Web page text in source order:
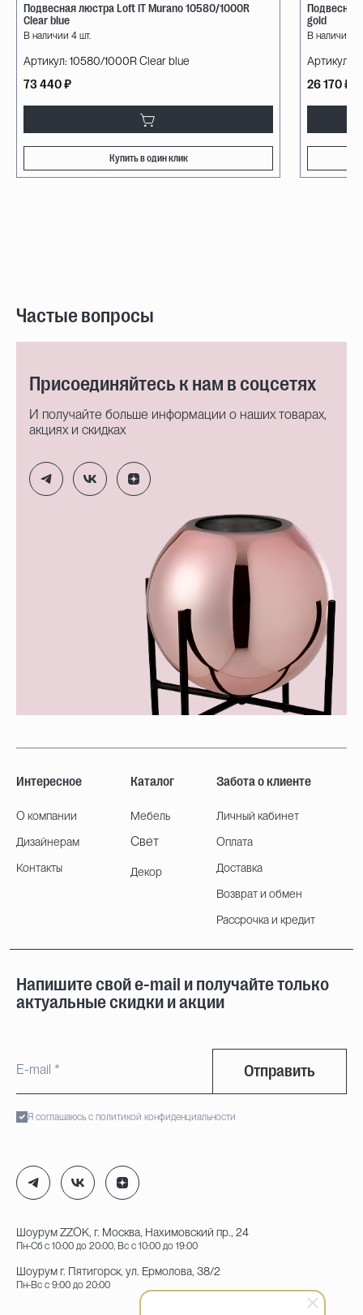
Подвесная люстра Loft IT Murano 10580/1000R
Clear blue
В наличии 4 шт.
Артикул: 10580/1000R Clear blue
73 440 ₽
Купить в один клик
gold
В наличии 4
Артикул:
26 170 ₽
Частые вопросы
Присоединяйтесь к нам в соцсетях
И получайте больше информации о наших товарах,
акциях и скидках
Интересное
О компании
Дизайнерам
Контакты
Каталог
Мебель
Свет
Декор
Забота о клиенте
Личный кабинет
Оплата
Доставка
Возврат и обмен
Рассрочка и кредит
Напишите свой e-mail и получайте только
актуальные скидки и акции
Отправить
Я соглашаюсь с политикой конфиденциальности
Шоурум ZZOK, г. Москва, Нахимовский пр., 24
Пн-Сб с 10:00 до 20:00, Вс с 10:00 до 19:00
Шоурум г. Пятигорск, ул. Ермолова, 38/2
Пн-Вс с 9:00 до 20:00